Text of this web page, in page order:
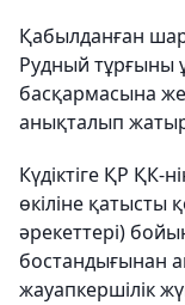
Қабылданған
Рудный тұрғыны
басқармасына
анықталып
Күдіктіге ҚР ҚК-
өкіліне қатысты
әрекеттері)
бостандығынан
жауапкершілік